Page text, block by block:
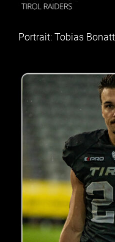
Portrait: Tobias